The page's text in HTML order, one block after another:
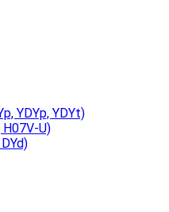
YDYp, YDYt)
H07V-U)